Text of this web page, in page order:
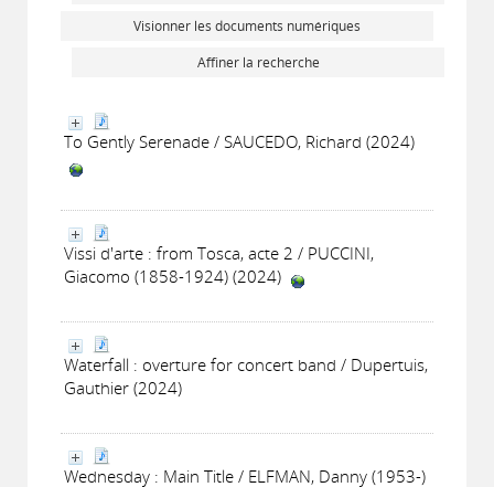
Visionner les documents numériques
Affiner la recherche
To Gently Serenade / SAUCEDO, Richard (2024)
Vissi d'arte : from Tosca, acte 2 / PUCCINI,
Giacomo (1858-1924) (2024)
Waterfall : overture for concert band / Dupertuis,
Gauthier (2024)
Wednesday : Main Title / ELFMAN, Danny (1953-)